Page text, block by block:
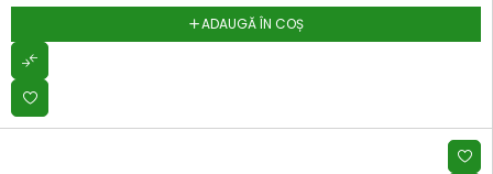
ADAUGĂ ÎN COȘ